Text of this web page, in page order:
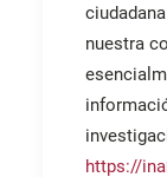
nuestra
https://